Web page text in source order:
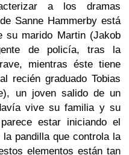
a los dramas
Sanne Hammerbyestá
su marido Martin (Jakob
de policía, tras la
mientras éste tiene
recién graduado Tobias
un joven salido de un
vive su familia y su
estar iniciando el
pandilla que controla la
elementos están tan